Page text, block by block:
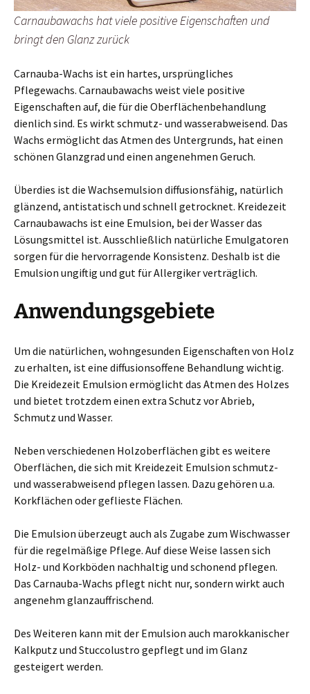
Carnaubawachs hat viele positive Eigenschaften und
bringt den Glanz zurück
Carnauba-Wachs ist ein hartes, ursprüngliches
Pflegewachs. Carnaubawachs weist viele positive
Eigenschaften auf, die für die Oberflächenbehandlung
dienlich sind. Es wirkt schmutz- und wasserabweisend. Das
Wachs ermöglicht das Atmen des Untergrunds, hat einen
schönen Glanzgrad und einen angenehmen Geruch.
Überdies ist die Wachsemulsion diffusionsfähig, natürlich
glänzend, antistatisch und schnell getrocknet. Kreidezeit
Carnaubawachs ist eine Emulsion, bei der Wasser das
Lösungsmittel ist. Ausschließlich natürliche Emulgatoren
sorgen für die hervorragende Konsistenz. Deshalb ist die
Emulsion ungiftig und gut für Allergiker verträglich.
Anwendungsgebiete
Um die natürlichen, wohngesunden Eigenschaften von Holz
zu erhalten, ist eine diffusionsoffene Behandlung wichtig.
Die Kreidezeit Emulsion ermöglicht das Atmen des Holzes
und bietet trotzdem einen extra Schutz vor Abrieb,
Schmutz und Wasser.
Neben verschiedenen Holzoberflächen gibt es weitere
Oberflächen, die sich mit Kreidezeit Emulsion schmutz-
und wasserabweisend pflegen lassen. Dazu gehören u.a.
Korkflächen oder geflieste Flächen.
Die Emulsion überzeugt auch als Zugabe zum Wischwasser
für die regelmäßige Pflege. Auf diese Weise lassen sich
Holz- und Korkböden nachhaltig und schonend pflegen.
Das Carnauba-Wachs pflegt nicht nur, sondern wirkt auch
angenehm glanzauffrischend.
Des Weiteren kann mit der Emulsion auch marokkanischer
Kalkputz und Stuccolustro gepflegt und im Glanz
gesteigert werden.